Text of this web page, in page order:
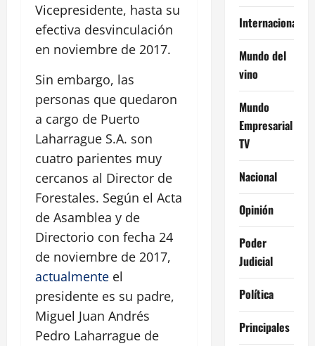
Vicepresidente, hasta su
efectiva desvinculación
en noviembre de 2017.
Sin embargo, las
personas que quedaron
a cargo de Puerto
Laharrague S.A. son
cuatro parientes muy
cercanos al Director de
Forestales. Según el Acta
de Asamblea y de
Directorio con fecha 24
de noviembre de 2017,
actualmente el
presidente es su padre,
Miguel Juan Andrés
Pedro Laharrague de
Internacional
Mundo del
vino
Mundo
Empresarial
TV
Nacional
Opinión
Poder
Judicial
Política
Principales